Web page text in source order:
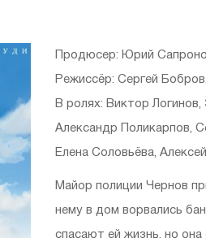
Продюсер: Юрий
Режиссёр: Сергей Бобров.
В ролях: Виктор
Александр Поликарпов,
Елена Соловьёва,
Майор полиции Чернов
нему в дом ворвались
спасают ей жизнь, но